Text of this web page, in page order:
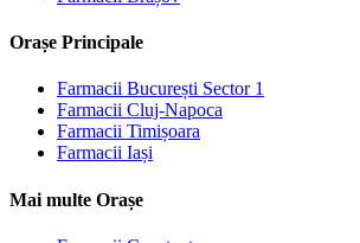
Orașe Principale
Farmacii București Sector 1
Farmacii Cluj-Napoca
Farmacii Timișoara
Farmacii Iași
Mai multe Orașe